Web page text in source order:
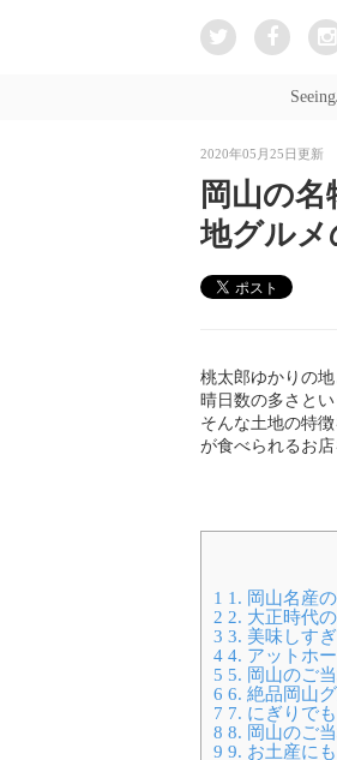
2020年05月25日更新
岡山の
地グルメ
桃太郎ゆかりの
晴日数の多さと
そんな土地の特
が食べられるお店
1 1. 岡山名産
2 2. 大正時代
3 3. 美味しす
4 4. アットホ
5 5. 岡山のご
6 6. 絶品岡山
7 7. にぎりで
8 8. 岡山のご
9 9. お土産に